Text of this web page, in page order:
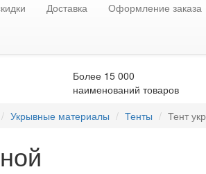
Доставка Оформление заказа
Более 15 000
наименований товаров
Укрывные материалы Тенты Тент